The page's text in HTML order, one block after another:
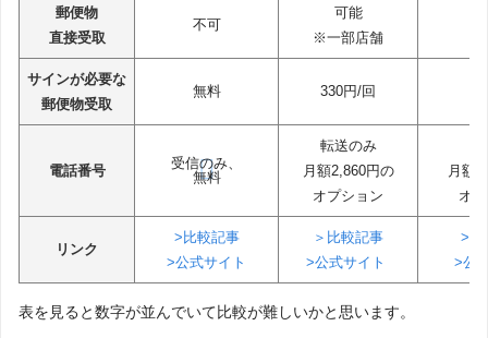
郵便物
直接受取
不可
可能
※一部店舗
サインが必要な
郵便物受取
無料 330円/回
電話番号
受信のみ、
無料
転送のみ
月額2,860円の
オプション
月額
オ
リンク
>比較記事
>公式サイト
＞比較記事
>公式サイト
>比
>公
表を見ると数字が並んでいて比較が難しいかと思います。